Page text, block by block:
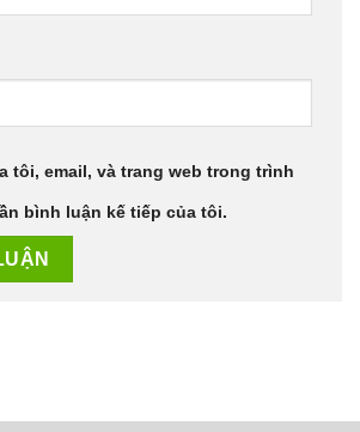
tôi, email, và trang web trong trình
bình luận kế tiếp của tôi.